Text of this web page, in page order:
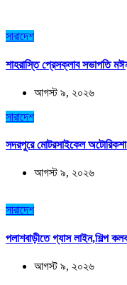
সারাদেশ
শাহরাস্তি প্রেসক্লাব সভাপতি
আগস্ট ৯, ২০২৬
সারাদেশ
সদরপুরে মোটরসাইকেল
আগস্ট ৯, ২০২৬
সারাদেশ
পলাশবাড়ীতে গ্যাস লাইন,শিল্প
আগস্ট ৯, ২০২৬